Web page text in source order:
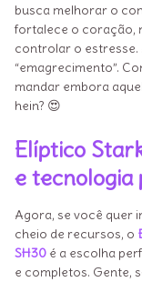
busca melhorar o
fortalece o coração,
controlar o estresse.
“emagrecimento”.
mandar embora
hein? 😍
Elíptico
e tecnologia
Agora, se você quer
cheio de recursos, o
SH30 é a escolha
e completos. Gente,